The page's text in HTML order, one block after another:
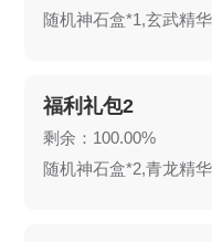
福利礼包2
剩余：100.00%